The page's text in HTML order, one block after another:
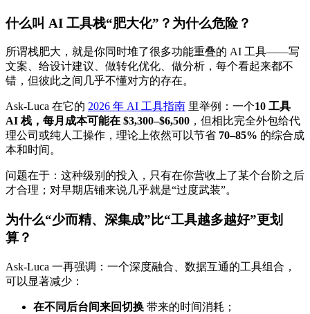
什么叫 AI 工具栈“肥大化”？为什么危险？
所谓栈肥大，就是你同时堆了很多功能重叠的 AI 工具——写
文案、给设计建议、做转化优化、做分析，每个看起来都不
错，但彼此之间几乎不懂对方的存在。
Ask-Luca 在它的 2026 年 AI 工具指南 里举例：一个10 工具
AI 栈，每月成本可能在 $3,300–$6,500 ，但相比完全外包给代
理公司或纯人工操作，理论上依然可以节省 70–85% 的综合成
本和时间。
问题在于：这种级别的投入，只有在你营收上了某个台阶之后
才合理；对早期店铺来说几乎就是“过度武装”。
为什么“少而精、深集成”比“工具越多越好”更划
算？
Ask-Luca 一再强调：一个深度融合、数据互通的工具组合，
可以显著减少：
在不同后台间来回切换 带来的时间消耗；